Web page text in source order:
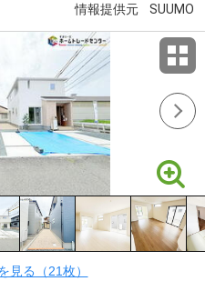
情報提供元 SUUMO
見る（21枚）